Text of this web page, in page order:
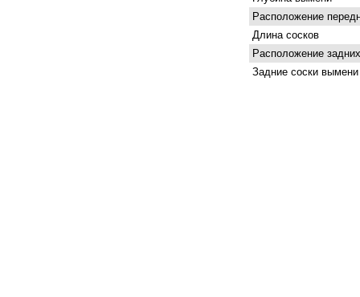
Расположение
Длина сосков
Расположение
Задние соски